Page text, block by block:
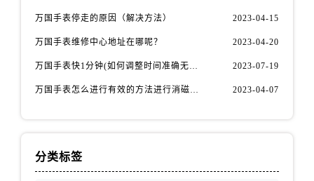
万国手表停走的原因（解决方法） 2023-04-15
万国手表维修中心地址在哪呢？ 2023-04-20
万国手表快1分钟(如何调整时间准确无误) 2023-07-19
万国手表怎么进行有效的方法进行消磁呢(机械手表消磁) 2023-04-07
分类标签